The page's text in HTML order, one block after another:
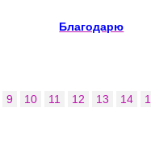
Благодарю
9 10 11 12 13 14